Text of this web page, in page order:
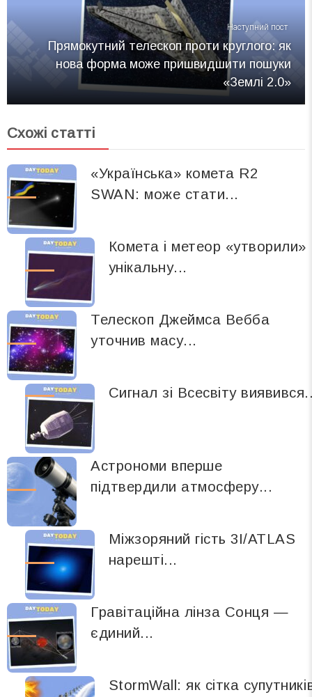
Наступний пост
Прямокутний телескоп проти круглого: як
нова форма може пришвидшити пошуки
«Землі 2.0»
Схожі статті
«Українська» комета R2
SWAN: може стати...
Комета і метеор «утворили»
унікальну...
Телескоп Джеймса Вебба
уточнив масу...
Сигнал зі Всесвіту
Астрономи вперше
підтвердили атмосферу...
Міжзоряний гість 3I/ATLAS
нарешті...
Гравітаційна лінза Сонця —
єдиний...
StormWall: як сітка